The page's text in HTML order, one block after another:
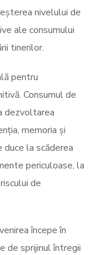
nivelului de
ale consumului
tinerilor.
pentru
Consumul de
dezvoltarea
memoria și
duce la scăderea
periculoase, la
de
începe în
de sprijinul întregii